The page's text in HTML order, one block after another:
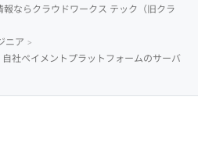
ならクラウドワークス テック（旧クラ
ニア
自社ペイメントプラットフォームのサーバ